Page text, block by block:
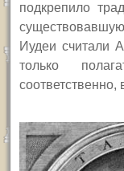
подкрепило
Иудеи считали
только
соответственно,